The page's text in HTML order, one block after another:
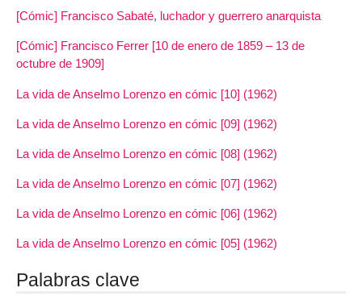
[Cómic] Francisco Sabaté, luchador y guerrero anarquista
[Cómic] Francisco Ferrer [10 de enero de 1859 – 13 de
octubre de 1909]
La vida de Anselmo Lorenzo en cómic [10] (1962)
La vida de Anselmo Lorenzo en cómic [09] (1962)
La vida de Anselmo Lorenzo en cómic [08] (1962)
La vida de Anselmo Lorenzo en cómic [07] (1962)
La vida de Anselmo Lorenzo en cómic [06] (1962)
La vida de Anselmo Lorenzo en cómic [05] (1962)
Palabras clave